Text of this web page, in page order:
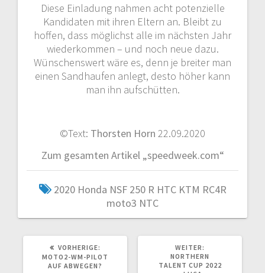
Diese Einladung nahmen acht potenzielle
Kandidaten mit ihren Eltern an. Bleibt zu
hoffen, dass möglichst alle im nächsten Jahr
wiederkommen – und noch neue dazu.
Wünschenswert wäre es, denn je breiter man
einen Sandhaufen anlegt, desto höher kann
man ihn aufschütten.
©Text: Thorsten Horn 22.09.2020
Zum gesamten Artikel „speedweek.com“
2020 Honda NSF 250 R HTC KTM RC4R
moto3 NTC
VORHERIGE:
BEITRAG:
MOTO2-WM-PILOT
AUF ABWEGEN?
WEITER:
BEITRAG:
NORTHERN
TALENT CUP 2022